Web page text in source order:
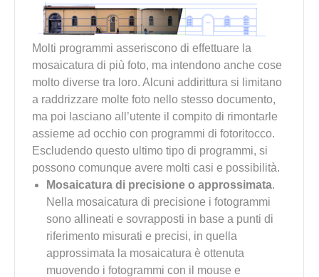
Molti programmi asseriscono di effettuare la
mosaicatura di più foto, ma intendono anche cose
molto diverse tra loro. Alcuni addirittura si limitano
a raddrizzare molte foto nello stesso documento,
ma poi lasciano all’utente il compito di rimontarle
assieme ad occhio con programmi di fotoritocco.
Escludendo questo ultimo tipo di programmi, si
possono comunque avere molti casi e possibilità.
Mosaicatura di precisione o approssimata.
Nella mosaicatura di precisione i fotogrammi
sono allineati e sovrapposti in base a punti di
riferimento misurati e precisi, in quella
approssimata la mosaicatura è ottenuta
muovendo i fotogrammi con il mouse e